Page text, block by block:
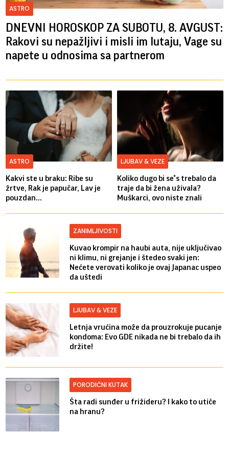
ASTRO
DNEVNI HOROSKOP ZA SUBOTU, 8. AVGUST:
Rakovi su nepažljivi i misli im lutaju, Vage su
napete u odnosima sa partnerom
ASTRO
Kakvi ste u braku: Ribe su
žrtve, Rak je papučar, Lav je
pouzdan...
LJUBAV & VEZE
Koliko dugo bi se*s trebalo da
traje da bi žena uživala?
Muškarci, ovo niste znali
ZANIMLJIVOSTI
Kuvao krompir na haubi auta, nije uključivao
ni klimu, ni grejanje i štedeo svaki jen:
Nećete verovati koliko je ovaj Japanac uspeo
da uštedi
LJUBAV & VEZE
Letnja vrućina može da prouzrokuje pucanje
kondoma: Evo GDE nikada ne bi trebalo da ih
držite!
PORODIČNI KUTAK
Šta radi sunđer u frižideru? I kako to utiče
na hranu?